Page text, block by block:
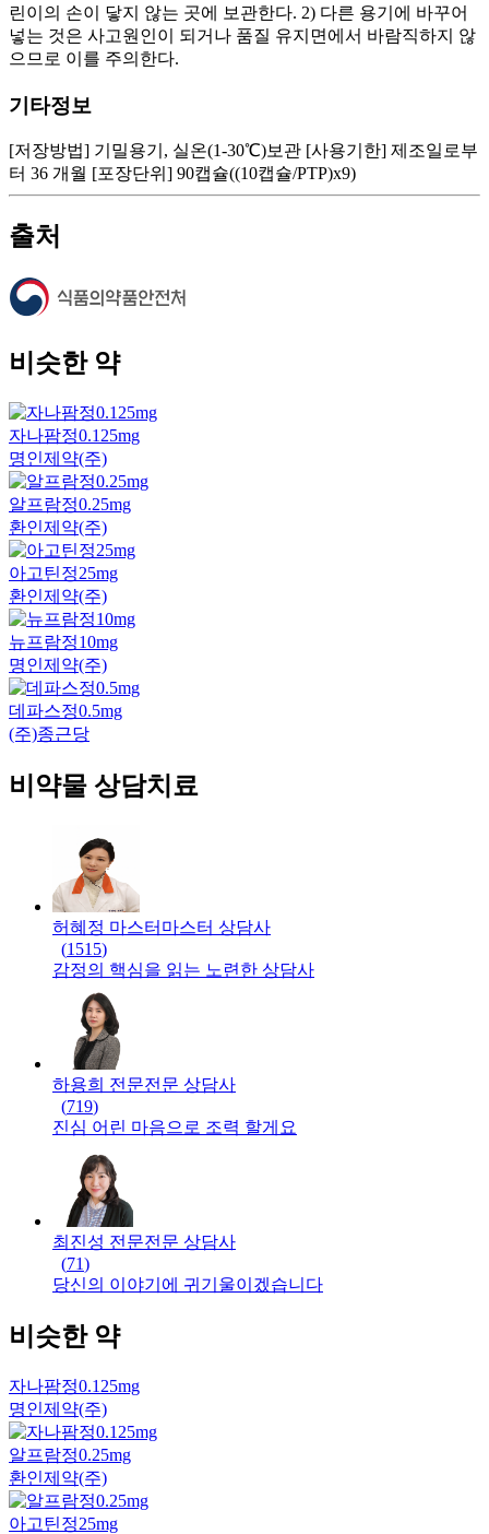
린이의 손이 닿지 않는 곳에 보관한다. 2) 다른 용기에 바꾸어
넣는 것은 사고원인이 되거나 품질 유지면에서 바람직하지 않
으므로 이를 주의한다.
기타정보
[저장방법] 기밀용기, 실온(1-30℃)보관 [사용기한] 제조일로부
터 36 개월 [포장단위] 90캡슐((10캡슐/PTP)x9)
출처
비슷한 약
자나팜정0.125mg
명인제약(주)
알프람정0.25mg
환인제약(주)
아고틴정25mg
환인제약(주)
뉴프람정10mg
명인제약(주)
데파스정0.5mg
(주)종근당
비약물 상담치료
허혜정 마스터 마스터 상담사
(1515)
감정의 핵심을 읽는 노련한 상담사
하용희 전문전문 상담사
(719)
진심 어린 마음으로 조력 할게요
최진성 전문전문 상담사
(71)
당신의 이야기에 귀기울이겠습니다
비슷한 약
자나팜정0.125mg
명인제약(주)
알프람정0.25mg
환인제약(주)
아고틴정25mg